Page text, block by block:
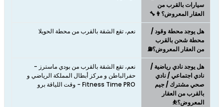
سيارات بالقرب من
العقار المعروض؟👨‍🔧
هل يوجد محطة وقود /
محطة شحن بالقرب
من العقار المعروض؟⛽
نعم، تقع الشقة بالقرب من محطة الحويلا
هل يوجد نادي رياضية /
نادي اجتماعي / نادي
صحي مشترك / جيم
بالقرب من العقار
المعروض؟⛹
نعم، تقع الشقة بالقرب من بودي ماسترز -
حفرالباطن و مركز أبطال المملكة الرياضي و
Fitness Time PRO - وقت اللياقة برو